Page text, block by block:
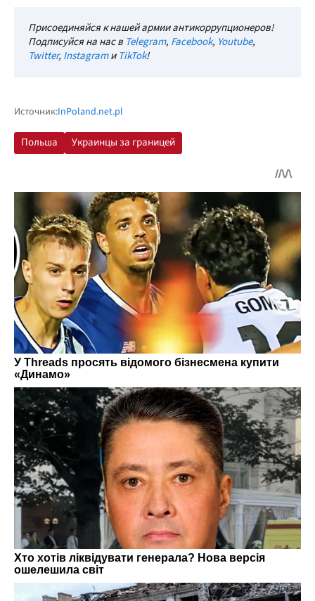
Присоединяйся к нашей армии антикоррупционеров!
Подписуйся на нас в Telegram, Facebook, Youtube,
Twitter, InstagramиTikTok!
Источник:InPoland.net.pl
Польша Украинцы за границей